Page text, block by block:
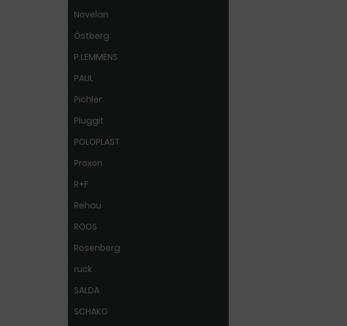
Novelan
Östberg
P.LEMMENS
PAUL
Pichler
Pluggit
POLOPLAST
Proxon
R+F
Rehau
ROOS
Rosenberg
ruck
SALDA
SCHAKO